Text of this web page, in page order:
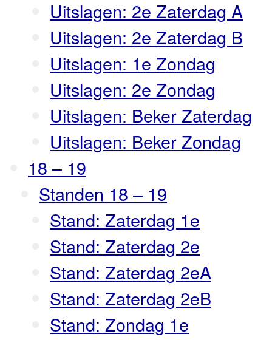
Uitslagen: 2e Zaterdag A
Uitslagen: 2e Zaterdag B
Uitslagen: 1e Zondag
Uitslagen: 2e Zondag
Uitslagen: Beker Zaterdag
Uitslagen: Beker Zondag
18 – 19
Standen 18 – 19
Stand: Zaterdag 1e
Stand: Zaterdag 2e
Stand: Zaterdag 2eA
Stand: Zaterdag 2eB
Stand: Zondag 1e